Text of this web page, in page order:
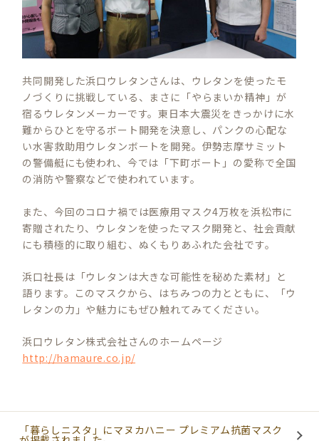
共同開発した浜口ウレタンさんは、ウレタンを使ったモ
ノづくりに挑戦している、まさに「やらまいか精神」が
宿るウレタンメーカーです。東日本大震災をきっかけに水
難からひとを守るボート開発を決意し、パンクの心配な
い水害救助用ウレタンボートを開発。伊勢志摩サミット
の警備艇にも使われ、今では「下町ボート」の愛称で全国
の消防や警察などで使われています。
また、今回のコロナ禍では医療用マスク4万枚を浜松市に
寄贈されたり、ウレタンを使ったマスク開発と、社会貢献
にも積極的に取り組む、ぬくもりあふれた会社です。
浜口社長は「ウレタンは大きな可能性を秘めた素材」と
語ります。このマスクから、はちみつの力とともに、「ウ
レタンの力」や魅力にもぜひ触れてみてください。
浜口ウレタン株式会社さんのホームページ
http://hamaure.co.jp/
「暮らしニスタ」にマヌカハニー プレミアム抗菌マスク